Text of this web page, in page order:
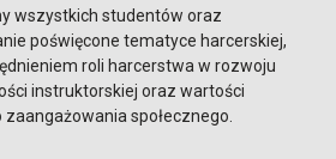
wszystkich studentów oraz
poświęcone tematyce harcerskiej,
roli harcerstwa w rozwoju
instruktorskiej oraz wartości
społecznego.